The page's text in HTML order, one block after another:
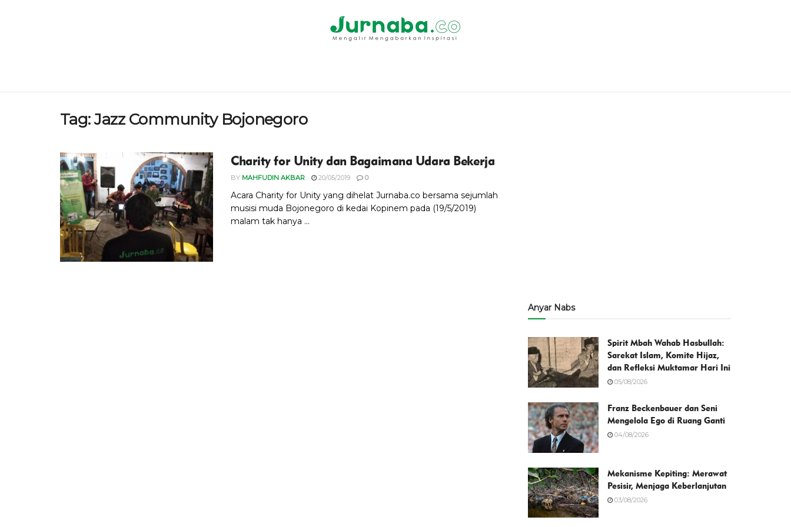
Tag:Jazz Community Bojonegoro
Charity for Unity dan Bagaimana Udara Bekerja
BY MAHFUDIN AKBAR 20/05/2019 0
Acara Charity for Unity yang dihelat Jurnaba.co bersama sejumlah
musisi muda Bojonegoro di kedai Kopinem pada (19/5/2019)
malam tak hanya ...
Anyar Nabs
Spirit Mbah Wahab Hasbullah:
Sarekat Islam, Komite Hijaz,
dan Refleksi Muktamar Hari Ini
05/08/2026
Franz Beckenbauer dan Seni
Mengelola Ego di Ruang Ganti
04/08/2026
Mekanisme Kepiting: Merawat
Pesisir, Menjaga Keberlanjutan
03/08/2026